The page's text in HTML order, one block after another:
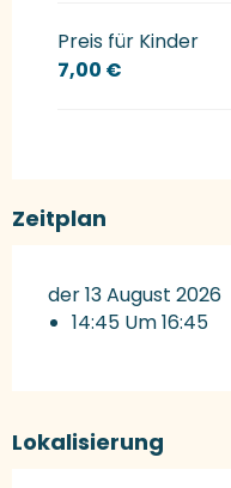
Preis für Kinder
7,00 €
Zeitplan
der 13 August 2026
14:45 Um 16:45
Lokalisierung